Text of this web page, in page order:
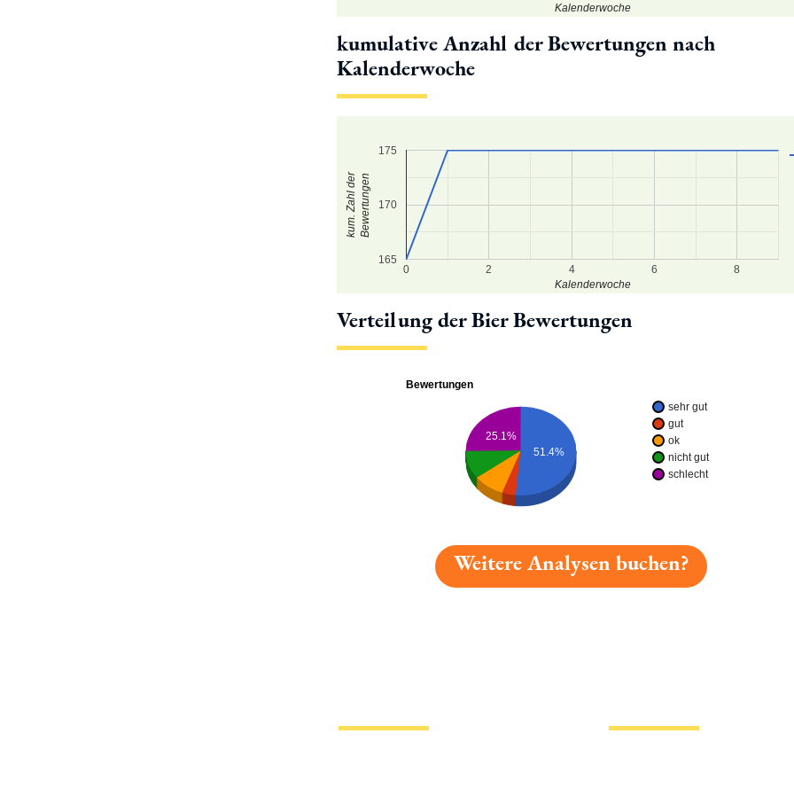
Kalenderwoche
kumulative Anzahl der Bewertungen nach
Kalenderwoche
0 2 4 6 8
165
170
175
Kalenderwoche
kum. Zahl derBewertungen
Verteilung der Bier Bewertungen
Bewertungen
sehr gut
gut
ok
nicht gut
schlecht
25.1%
51.4%
Weitere Analysen buchen?